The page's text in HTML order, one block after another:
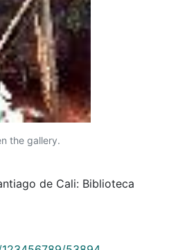
the gallery.
de Cali: Biblioteca